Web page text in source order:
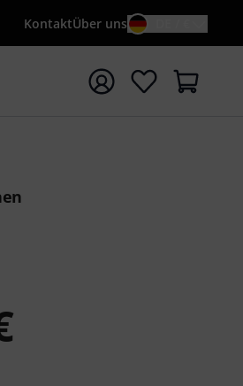
KontaktÜber uns
starten